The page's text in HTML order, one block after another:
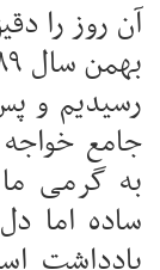
رسیدیم و
جامع خواجه
به گرمی
ساده اما